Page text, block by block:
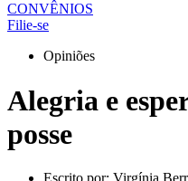
CONVÊNIOS
Filie-se
Opiniões
Alegria e
posse